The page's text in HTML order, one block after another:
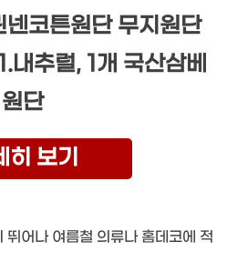
코튼원단 무지원단
추럴, 1개 국산삼베
원단
히 보기
뛰어나 여름철 의류나 홈데코에 적